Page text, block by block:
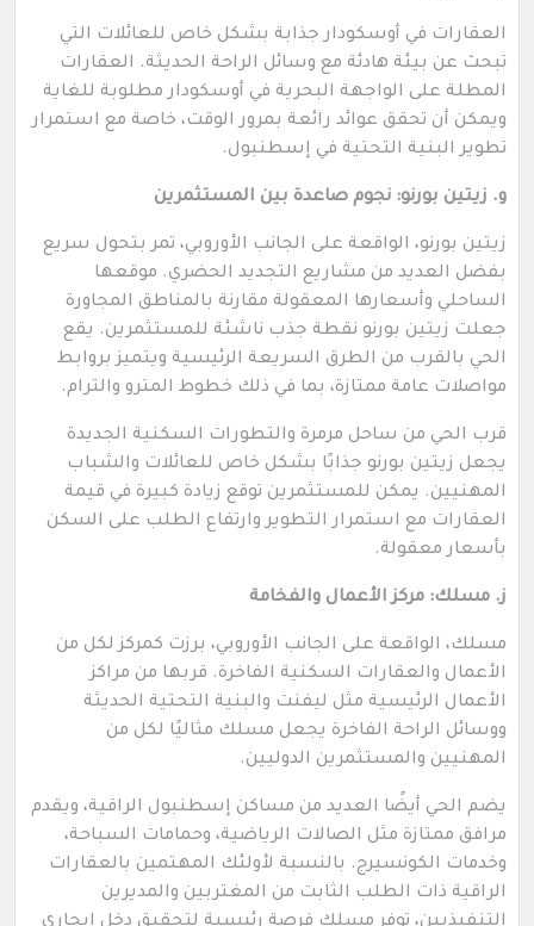
العقارات في أوسكودار جذابة بشكل خاص للعائلات التي
تبحث عن بيئة هادئة مع وسائل الراحة الحديثة. العقارات
المطلة على الواجهة البحرية في أوسكودار مطلوبة للغاية
ويمكن أن تحقق عوائد رائعة بمرور الوقت، خاصة مع استمرار
تطوير البنية التحتية في إسطنبول.
و. زيتين بورنو: نجوم صاعدة بين المستثمرين
زيتين بورنو، الواقعة على الجانب الأوروبي، تمر بتحول سريع
بفضل العديد من مشاريع التجديد الحضري. موقعها
الساحلي وأسعارها المعقولة مقارنة بالمناطق المجاورة
جعلت زيتين بورنو نقطة جذب ناشئة للمستثمرين. يقع
الحي بالقرب من الطرق السريعة الرئيسية ويتميز بروابط
مواصلات عامة ممتازة، بما في ذلك خطوط المترو والترام.
قرب الحي من ساحل مرمرة والتطورات السكنية الجديدة
يجعل زيتين بورنو جذابًا بشكل خاص للعائلات والشباب
المهنيين. يمكن للمستثمرين توقع زيادة كبيرة في قيمة
العقارات مع استمرار التطوير وارتفاع الطلب على السكن
بأسعار معقولة.
ز. مسلك: مركز الأعمال والفخامة
مسلك، الواقعة على الجانب الأوروبي، برزت كمركز لكل من
الأعمال والعقارات السكنية الفاخرة. قربها من مراكز
الأعمال الرئيسية مثل ليفنت والبنية التحتية الحديثة
ووسائل الراحة الفاخرة يجعل مسلك مثاليًا لكل من
المهنيين والمستثمرين الدوليين.
يضم الحي أيضًا العديد من مساكن إسطنبول الراقية، ويقدم
مرافق ممتازة مثل الصالات الرياضية، وحمامات السباحة،
وخدمات الكونسيرج. بالنسبة لأولئك المهتمين بالعقارات
الراقية ذات الطلب الثابت من المغتربين والمديرين